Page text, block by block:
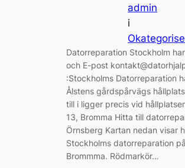
admin
i
Datorreparation Stockholm
och E-post
:Stockholms Datorreparation
Ålstens gårdspårvägs
till i ligger precis vid
13, Bromma Hitta till
Örnsberg Kartan nedan visar
Stockholms datorreparation
Brommma. Rödmarkör…